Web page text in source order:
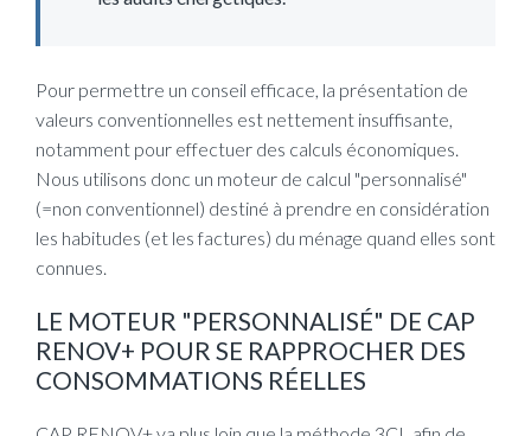
Pour permettre un conseil efficace, la présentation de
valeurs conventionnelles est nettement insuffisante,
notamment pour effectuer des calculs économiques.
Nous utilisons donc un moteur de calcul "personnalisé"
(=non conventionnel) destiné à prendre en considération
les habitudes (et les factures) du ménage quand elles sont
connues.
LE MOTEUR "PERSONNALISÉ" DE CAP
RENOV+ POUR SE RAPPROCHER DES
CONSOMMATIONS RÉELLES